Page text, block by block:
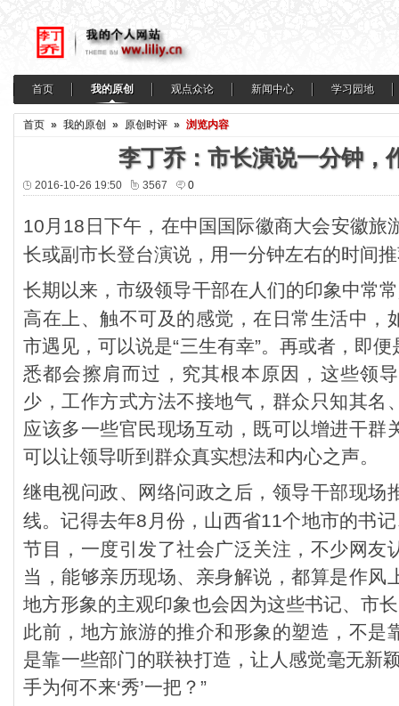
首页 我的原创 观点众论 新闻中心 学习园地
首页 » 我的原创 » 原创时评 » 浏览内容
李丁乔：市长演说一分钟，
2016-10-26 19:50 3567 0
10月18日下午， 在中国国际徽商大会安徽旅
长或副市长登台演说，用一分钟左右的时间
长期以来，市级领导干部在人们的印象中常
高在上、触不可及的感觉，在日常生活中，
市遇见，可以说是“三生有幸”。再或者，即
悉都会擦肩而过，究其根本原因，这些领
少，工作方式方法不接地气，群众只知其名
应该多一些官民现场互动，既可以增进干群
可以让领导听到群众真实想法和内心之声。
继电视问政、网络问政之后，领导干部现场
线。记得去年8月份，山西省11个地市的书
节目，一度引发了社会广泛关注，不少网友
当，能够亲历现场、亲身解说，都算是作风
地方形象的主观印象也会因为这些书记、市
此前，地方旅游的推介和形象的塑造，不是
是靠一些部门的联袂打造，让人感觉毫无新
手为何不来‘秀’一把？”